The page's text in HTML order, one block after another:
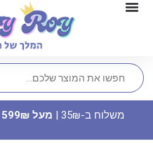
משלוח ב-35₪ | מעל 599₪ משלוח חינם או איסוף עצמי